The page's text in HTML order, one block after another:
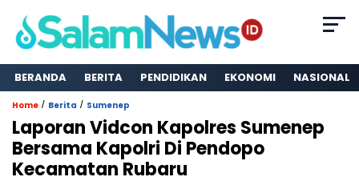
BERANDA BERITA PENDIDIKAN EKONOMI NASIONAL
Home / Berita / Sumenep
Laporan Vidcon Kapolres Sumenep
Bersama Kapolri Di Pendopo
Kecamatan Rubaru